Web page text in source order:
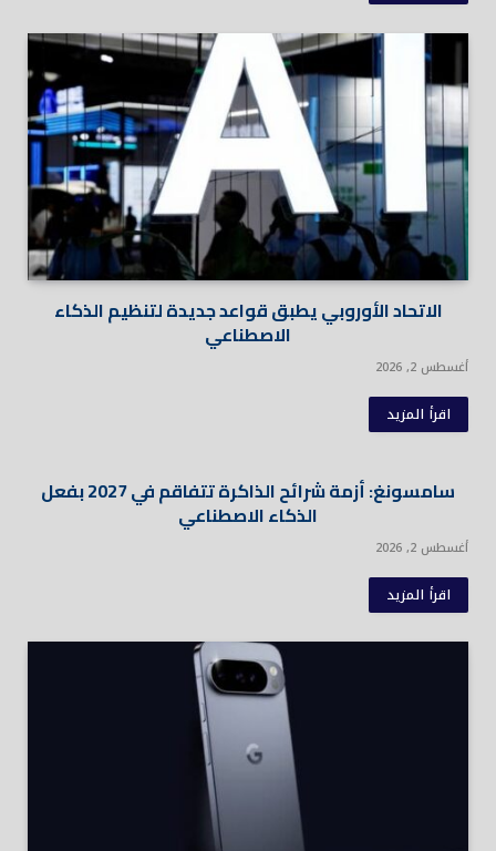
الاتحاد الأوروبي يطبق قواعد جديدة لتنظيم الذكاء
الاصطناعي
أغسطس 2, 2026
اقرأ المزيد
سامسونغ: أزمة شرائح الذاكرة تتفاقم في 2027 بفعل
الذكاء الاصطناعي
أغسطس 2, 2026
اقرأ المزيد